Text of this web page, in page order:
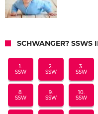
SCHWANGER? SSWS
1.
SSW
2.
SSW
3.
SSW
8.
SSW
9.
SSW
10.
SSW